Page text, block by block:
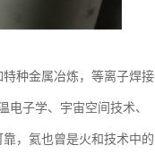
种金属冶炼，等离子焊接
子学、宇宙空间技术、
，氦也曾是火和技术中的